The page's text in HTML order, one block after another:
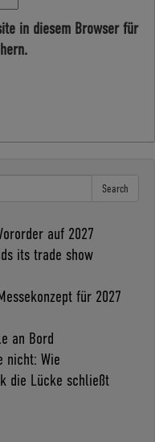
in diesem Browser für
Search
auf 2027
its trade show
für 2027
an Bord
nicht: Wie
die Lücke schließt